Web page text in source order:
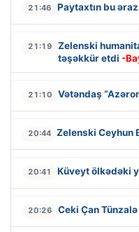
21:46 Paytaxtın bu
21:19
Zelenski
təşəkkür etdi -
21:10 Vətəndaş
20:44 Zelenski Ceyhun
20:41 Küveyt ölkədəki
20:26 Ceki Çan Tünzalə